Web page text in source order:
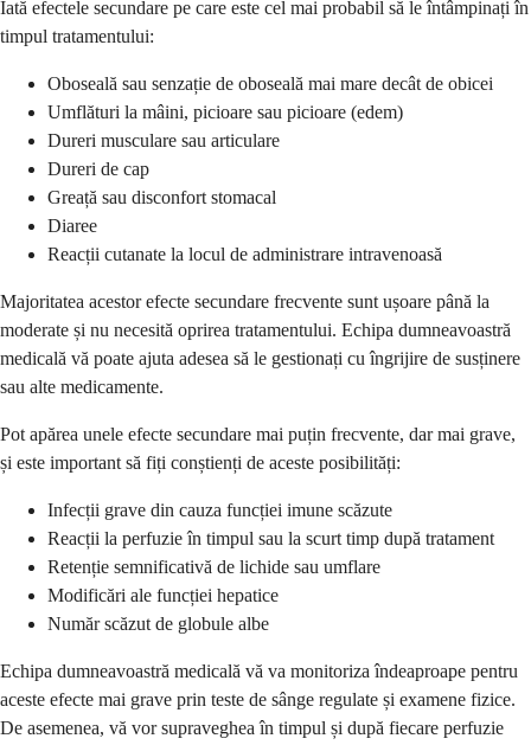
Iată efectele secundare pe care este cel mai probabil să le întâmpinați în
timpul tratamentului:
Oboseală sau senzație de oboseală mai mare decât de obicei
Umflături la mâini, picioare sau picioare (edem)
Dureri musculare sau articulare
Dureri de cap
Greață sau disconfort stomacal
Diaree
Reacții cutanate la locul de administrare intravenoasă
Majoritatea acestor efecte secundare frecvente sunt ușoare până la
moderate și nu necesită oprirea tratamentului. Echipa dumneavoastră
medicală vă poate ajuta adesea să le gestionați cu îngrijire de susținere
sau alte medicamente.
Pot apărea unele efecte secundare mai puțin frecvente, dar mai grave,
și este important să fiți conștienți de aceste posibilități:
Infecții grave din cauza funcției imune scăzute
Reacții la perfuzie în timpul sau la scurt timp după tratament
Retenție semnificativă de lichide sau umflare
Modificări ale funcției hepatice
Număr scăzut de globule albe
Echipa dumneavoastră medicală vă va monitoriza îndeaproape pentru
aceste efecte mai grave prin teste de sânge regulate și examene fizice.
De asemenea, vă vor supraveghea în timpul și după fiecare perfuzie